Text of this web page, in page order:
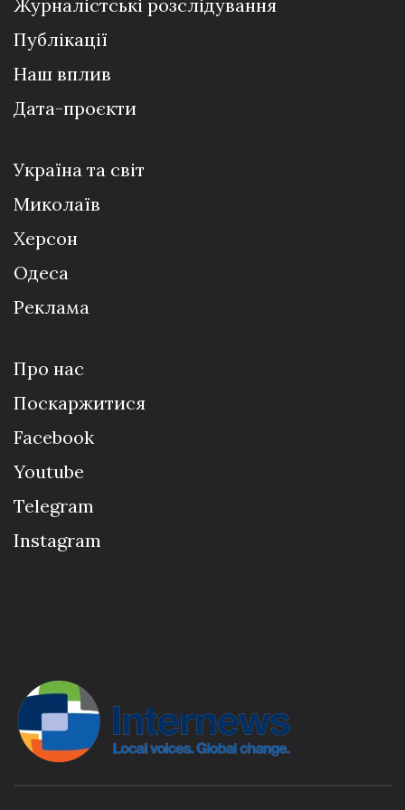
Журналістські розслідування
Публікації
Наш вплив
Дата-проєкти
Україна та світ
Миколаїв
Херсон
Одеса
Реклама
Про нас
Поскаржитися
Facebook
Youtube
Telegram
Instagram